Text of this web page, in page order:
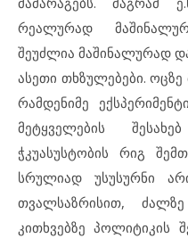
რეალურად
შეუძლია მაშინალურად
ასეთი თხზულებები.
რამდენიმე
მეტყველების
ჭკუასუსტობის რიგ
სრულიად უსუსურნი
თვალსაზრისით, ძალზე
კითხვებზე პოლიტიკის